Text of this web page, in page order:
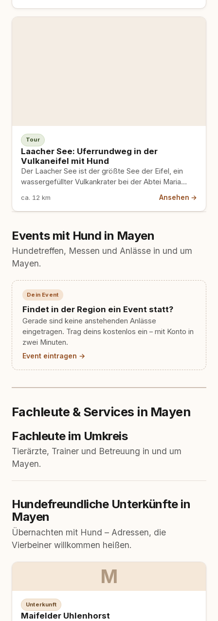
Tour
Laacher See: Uferrundweg in der
Vulkaneifel mit Hund
Der Laacher See ist der größte See der Eifel, ein
wassergefüllter Vulkankrater bei der Abtei Maria
Laach. Der flache Uferrundweg führt einmal um den
eine echte vulkanische Gefahr ernst zu nehmen.
ca. 12 km Ansehen →
Events mit Hund in Mayen
Hundetreffen, Messen und Anlässe in und um
Mayen.
Dein Event
Findet in der Region ein Event statt?
Gerade sind keine anstehenden Anlässe
eingetragen. Trag deins kostenlos ein – mit Konto in
zwei Minuten.
Event eintragen →
Fachleute & Services in Mayen
Fachleute im Umkreis
Tierärzte, Trainer und Betreuung in und um
Mayen.
Hundefreundliche Unterkünfte in
Mayen
Übernachten mit Hund – Adressen, die
Vierbeiner willkommen heißen.
M
Unterkunft
Maifelder Uhlenhorst